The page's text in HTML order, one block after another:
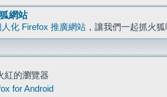
網站
人化 Firefox 推廣網站 ，讓我們一起抓火狐
紅的瀏覽器
for Android